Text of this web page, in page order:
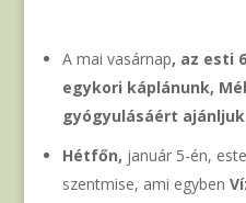
A mai vasárnap, az esti
egykori káplánunk,
gyógyulásáért
Hétfőn, január 5-én, este
szentmise, ami egyben